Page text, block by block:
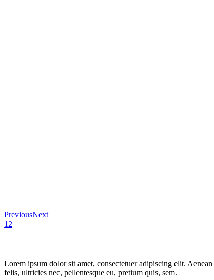
PreviousNext
1 2
Lorem ipsum dolor sit amet, consectetuer adipiscing elit. Aenean
felis, ultricies nec, pellentesque eu, pretium quis, sem.